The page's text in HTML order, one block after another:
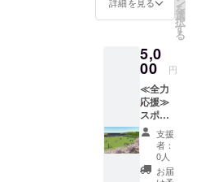
どのや
むを得
由で掲
出場
所、掲
出物等
が使用
できな
くなっ
た場
合、私
たちに
できる
ポスト
カバー
銘内容
をご記
入くだ
さい。
ロゴを
希望さ
れた方
には別
途担当
者より
ご連絡
入くだ
さい。
＞ ベン
チ記銘
憩いの
ベンチ
山田 次
郎 山田
花子 芳
名板 山
田 太郎
＜例②
＞ ベン
&
Croissa
ヒー券
４枚
（全ド
リンク
に使え
ます。
価格帯
約500～
750円）
※とよた
スポー
ラブハ
ウス入
面、芳
名板に
個人名
よりも
大きく
法人名
を掲
出。 ※
御芳名
は法
人、自
時、必
ず備考
るHPへ
の御芳
名のお
名前を
ご記入
くださ
い。
掲載希
望がな
い場合
ジタル
芳名
※①と同
じもの
を掲出
③サン
クスレ
ター ☆
支援
時、必
く）も
可。
○○高校
OB一同
※いただ
いた費
用は手
数料を
除きす
ジにお
名前を
御芳名
は法
人、自
治体、
または
実在す
る団体
方の
謝の気
持ちを
込め
て、お
礼の
メッ
セージ
をお送
りし、
HPにお
を
選
択
す
る
5,0
00 円
≪全力
応援≫
スポー
ツパー
ク応援
コース
返礼品
支援
者：
0人
お届